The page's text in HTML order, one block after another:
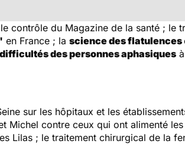
contrôle du Magazine de la santé ; le
en France ; la science des flatulences
difficultés des personnes aphasiques
sur les hôpitaux et les
Michel contre ceux qui ont alimenté
Lilas ; le traitement chirurgical de la